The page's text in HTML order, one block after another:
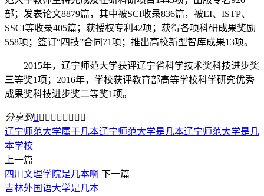
部；发表论文8879篇，其中被SCI收录836篇，被EI、ISTP、
SSCI等收录405篇；获授权专利42项；获得各项科研成果奖励
558项；签订“四技”合同71项；推出高校新型智库成果13项。
2015年，辽宁师范大学获评辽宁省科学技术奖科技进步奖
三等奖1项；2016年，学校获评教育部高等学校科学研究优秀
成果奖科技进步奖二等奖1项。
分享到        
辽宁师范大学属于几本辽宁师范大学是几本辽宁师范大学是几
本学校
上一篇
四川文理学院是几本啊 下一篇
吉林外国语大学是几本